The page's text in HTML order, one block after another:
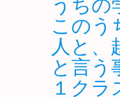
うちの
このう
人と、
と言う
１ク